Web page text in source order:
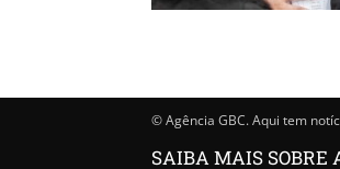
© Agência GBC. Aqui tem
SAIBA MAIS SOBRE